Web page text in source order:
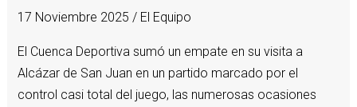
17 Noviembre 2025 / El Equipo
El Cuenca Deportiva sumó un empate en su visita a
Alcázar de San Juan en un partido marcado por el
control casi total del juego, las numerosas ocasiones